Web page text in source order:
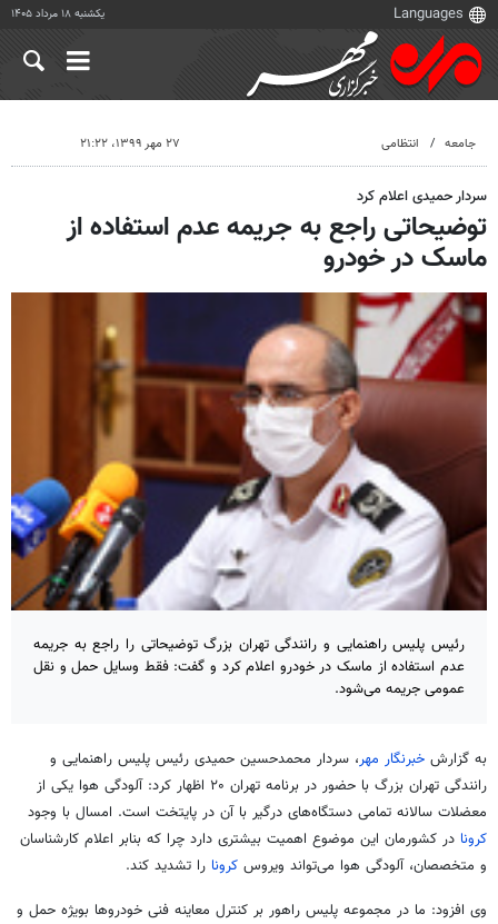
یکشنبه ۱۸ مرداد ۱۴۰۵
جامعه انتظامی ۲۷ مهر ۱۳۹۹، ۲۱:۲۲
سردار حمیدی اعلام کرد
توضیحاتی راجع به جریمه عدم استفاده از
ماسک در خودرو
رئیس پلیس راهنمایی و رانندگی تهران بزرگ توضیحاتی را راجع به جریمه
عدم استفاده از ماسک در خودرو اعلام کرد و گفت: فقط وسایل حمل و نقل
عمومی جریمه می‌شود.
به گزارش خبرنگار مهر، سردار محمدحسین حمیدی رئیس پلیس راهنمایی و
رانندگی تهران بزرگ با حضور در برنامه تهران ۲۰ اظهار کرد: آلودگی هوا یکی از
معضلات سالانه تمامی دستگاه‌های درگیر با آن در پایتخت است. امسال با وجود
کرونا در کشورمان این موضوع اهمیت بیشتری دارد چرا که بنابر اعلام کارشناسان
و متخصصان، آلودگی هوا می‌تواند ویروس کرونا را تشدید کند.
وی افزود: ما در مجموعه پلیس راهور بر کنترل معاینه فنی خودروها بویژه حمل و